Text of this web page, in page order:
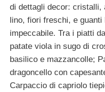
di dettagli decor: cristalli,
lino, fiori freschi, e
impeccabile. Tra i piatti
patate viola in sugo di
basilico e mazzancolle;
dragoncello con
Carpaccio di capriolo